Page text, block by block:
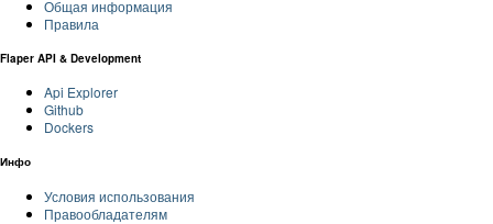
Общая информация
Правила
Flaper API & Development
Api Explorer
Github
Dockers
Инфо
Условия использования
Правообладателям